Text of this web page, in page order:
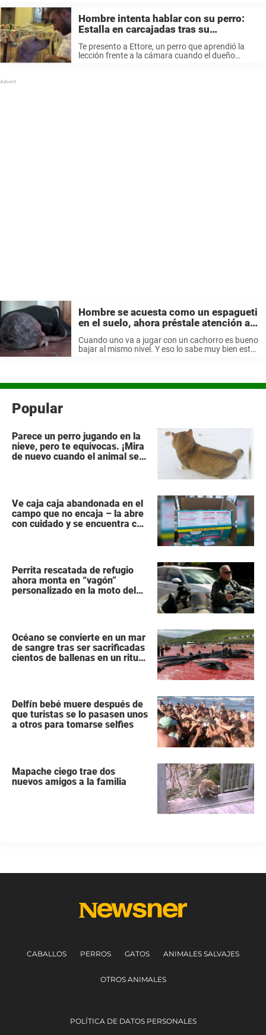
Hombre intenta hablar con su perro:
Estalla en carcajadas tras su
Te presento a Ettore, un perro que aprendió la
lección frente a la cámara cuando el dueño
Hombre se acuesta como un espagueti
en el suelo, ahora préstale atención a
Cuando uno va a jugar con un cachorro es bueno
bajar al mismo nivel. Y eso lo sabe muy bien este
Popular
Parece un perro jugando en la
nieve, pero te equivocas. ¡Mira
de nuevo cuando el animal se
Ve caja caja abandonada en el
campo que no encaja – la abre
con cuidado y se encuentra con
Perrita rescatada de refugio
ahora monta en “vagón”
personalizado en la moto del
Océano se convierte en un mar
de sangre tras ser sacrificadas
cientos de ballenas en un ritual
Delfín bebé muere después de
que turistas se lo pasasen unos
a otros para tomarse selfies
Mapache ciego trae dos
nuevos amigos a la familia
CABALLOS PERROS GATOS ANIMALES SALVAJES
OTROS ANIMALES
POLÍTICA DE DATOS PERSONALES